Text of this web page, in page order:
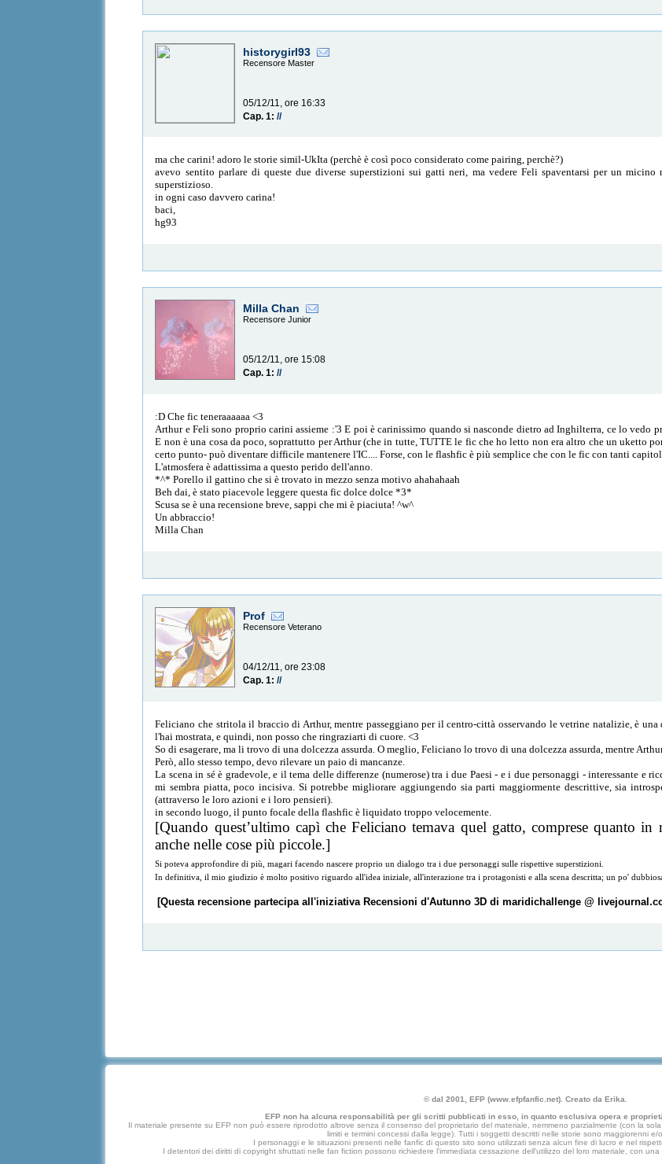
historygirl93
Recensore Master
05/12/11, ore 16:33
Cap. 1://
ma che carini! adoro le storie simil-UkIta (perchè è così poco considerato come pairing, perchè?)
avevo sentito parlare di queste due diverse superstizioni sui gatti neri, ma vedere Feli spaventarsi per un
superstizioso.
in ogni caso davvero carina!
baci,
hg93
Milla Chan
Recensore Junior
05/12/11, ore 15:08
Cap. 1://
:D Che fic teneraaaaaa <3
Arthur e Feli sono proprio carini assieme :'3 E poi è carinissimo quando si nasconde dietro ad Inghilterra, ce lo vedo
E non è una cosa da poco, soprattutto per Arthur (che in tutte, TUTTE le fic che ho letto non era altro che un uketto
certo punto- può diventare difficile mantenere l'IC.... Forse, con le flashfic è più semplice che con le fic con tanti
L'atmosfera è adattissima a questo perido dell'anno.
*^* Porello il gattino che si è trovato in mezzo senza motivo ahahahaah
Beh dai, è stato piacevole leggere questa fic dolce dolce *3*
Scusa se è una recensione breve, sappi che mi è piaciuta! ^w^
Un abbraccio!
Milla Chan
Prof
Recensore Veterano
04/12/11, ore 23:08
Cap. 1://
Feliciano che stritola il braccio di Arthur, mentre passeggiano per il centro-città osservando le vetrine natalizie, è
l'hai mostrata, e quindi, non posso che ringraziarti di cuore. <3
So di esagerare, ma li trovo di una dolcezza assurda. O meglio, Feliciano lo trovo di una dolcezza assurda, mentre
Però, allo stesso tempo, devo rilevare un paio di mancanze.
La scena in sé è gradevole, e il tema delle differenze (numerose) tra i due Paesi - e i due personaggi - interessante e
mi sembra piatta, poco incisiva. Si potrebbe migliorare aggiungendo sia parti maggiormente descrittive, sia
(attraverso le loro azioni e i loro pensieri).
in secondo luogo, il punto focale della flashfic è liquidato troppo velocemente.
[Quando quest’ultimo capì che Feliciano temava quel gatto, comprese quanto in
anche nelle cose più piccole.]
Si poteva approfondire di più, magari facendo nascere proprio un dialogo tra i due personaggi sulle rispettive superstizioni.
In definitiva, il mio giudizio è molto positivo riguardo all'idea iniziale, all'interazione tra i protagonisti e alla scena descritta; un po'
[Questa recensione partecipa all'iniziativa Recensioni d'Autunno 3D di maridichallenge @
© dal 2001, EFP (www.efpfanfic.net). Creato da Erika.
EFP non ha alcuna responsabilità per gli scritti pubblicati in esso, in quanto esclusiva opera e
Il materiale presente su EFP non può essere riprodotto altrove senza il consenso del proprietario del materiale, nemmeno parzialmente (con la
limiti e termini concessi dalla legge). Tutti i soggetti descritti nelle storie sono maggiorenni e/
I personaggi e le situazioni presenti nelle fanfic di questo sito sono utilizzati senza alcun fine di lucro e nel
I detentori dei diritti di copyright sfruttati nelle fan fiction possono richiedere l'immediata cessazione dell'utilizzo del loro materiale, con